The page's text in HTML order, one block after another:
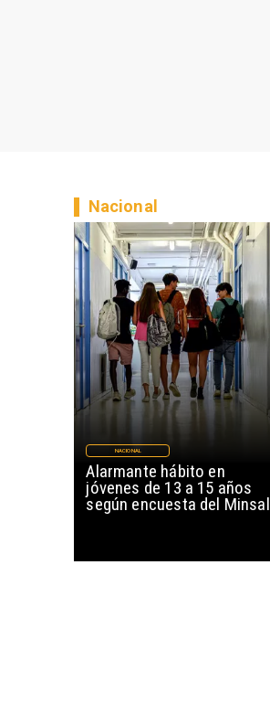
Alarmante hábito en
jóvenes de 13 a 15 años
según encuesta del Minsal
NACIONAL
Nacional